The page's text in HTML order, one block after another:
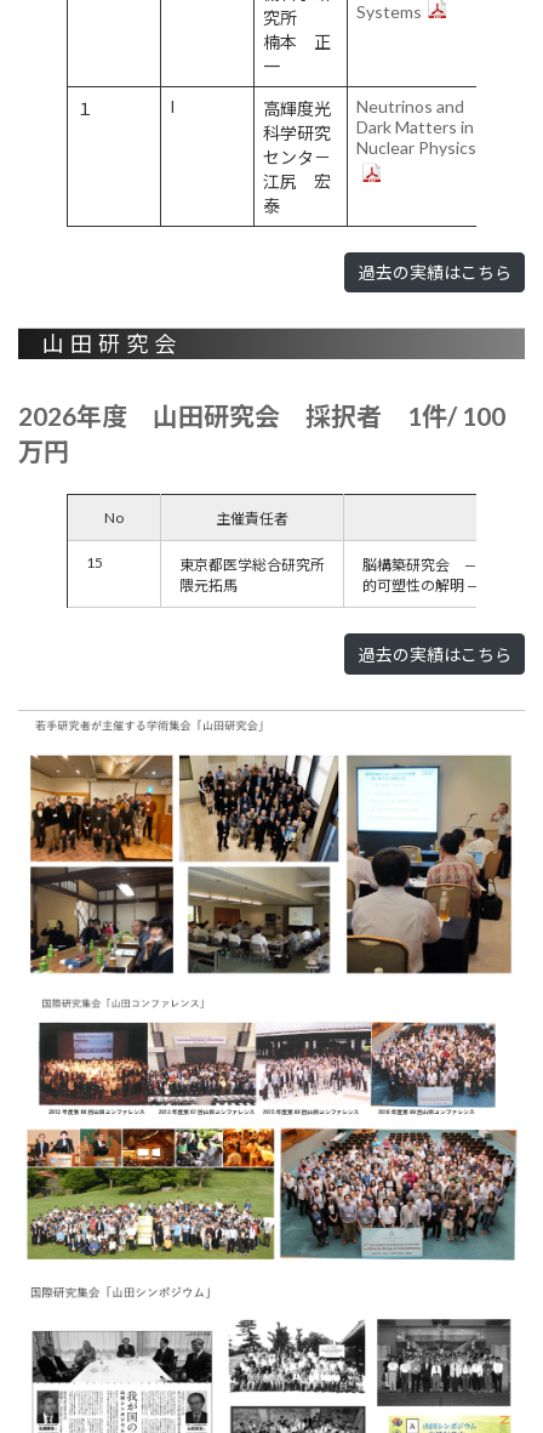
究所
楠本 正
一
Systems
１ I
高輝度光
科学研究
センタ－
江尻 宏
泰
Neutrinos and
Dark Matters in
Nuclear Physics
過去の実績はこちら
山田研究会
2026年度 山田研究会 採択者 1件/ 100
万円
No 主催責任者
15
東京都医学総合研究所
隈元拓馬
脳構築研究会 — 種を超え
的可塑性の解明 —
過去の実績はこちら